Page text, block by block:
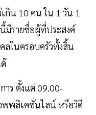
กิน 10 คน ใน 1 วัน 1
มีรายชื่อผู้ที่ประสงค์
ลในครอบครัวทั้งสิ้น
ด้
าร ตั้งแต่ 09.00-
พพลิเคชั่นไลน์ หรือวิดี